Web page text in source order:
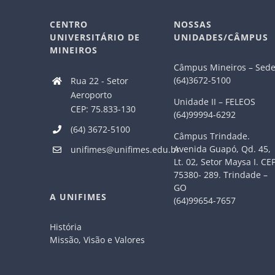
CENTRO
UNIVERSITÁRIO DE
MINEIROS
Rua 22 - Setor
Aeroporto
CEP: 75.833-130
(64) 3672-5100
unifimes@unifimes.edu.br
A UNIFIMES
História
Missão, Visão e Valores
NOSSAS
UNIDADES/CÂMPUS
Câmpus Mineiros –
(64)3672-5100
Unidade II – FELEOS
(64)99994-6292
Câmpus Trindade.
Avenida Guapó, Qd. 45,
Lt. 02, Setor Maysa I.
75380- 289. Trindade –
GO
(64)99654-7657